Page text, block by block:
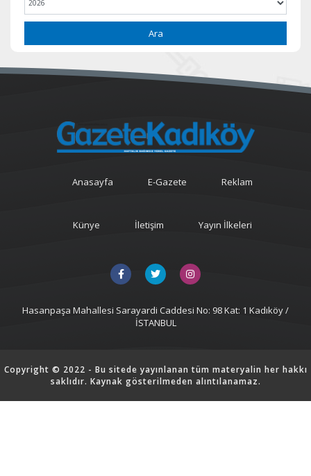
Ara
Anasayfa E-Gazete Reklam
Künye İletişim Yayın İlkeleri
Hasanpaşa Mahallesi Sarayardi Caddesi No: 98 Kat: 1 Kadıköy /
İSTANBUL
Copyright © 2022 - Bu sitede yayınlanan tüm materyalin her hakkı
saklıdır. Kaynak gösterilmeden alıntılanamaz.